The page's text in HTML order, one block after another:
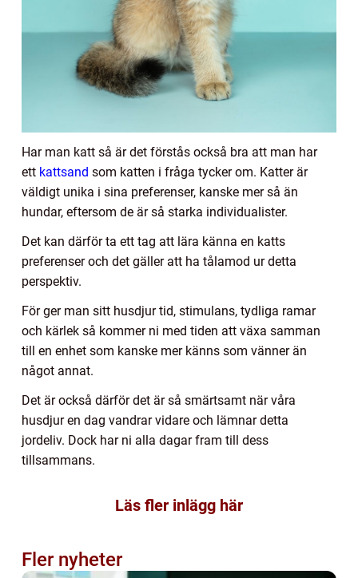
Har man katt så är det förstås också bra att man har
ett kattsand som katten i fråga tycker om. Katter är
väldigt unika i sina preferenser, kanske mer så än
hundar, eftersom de är så starka individualister.
Det kan därför ta ett tag att lära känna en katts
preferenser och det gäller att ha tålamod ur detta
perspektiv.
För ger man sitt husdjur tid, stimulans, tydliga ramar
och kärlek så kommer ni med tiden att växa samman
till en enhet som kanske mer känns som vänner än
något annat.
Det är också därför det är så smärtsamt när våra
husdjur en dag vandrar vidare och lämnar detta
jordeliv. Dock har ni alla dagar fram till dess
tillsammans.
Läs fler inlägg här
Fler nyheter